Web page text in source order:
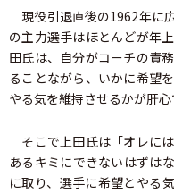
現役引退直後の1962年に
の主力選手はほとんどが年
田氏は、自分がコーチの責
ることながら、いかに希望
やる気を維持させるかが肝心
そこで上田氏は「オレに
あるキミにできないはずは
に取り、選手に希望とやる